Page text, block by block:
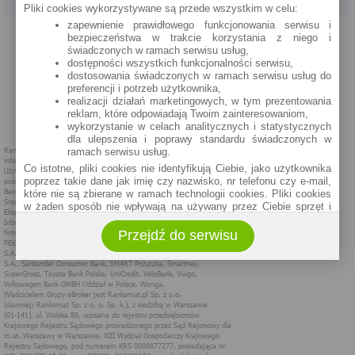
PROGRAM PARTNERSKI O NAS REKLAMA REGULAMIN
POLITYKA PRYWATNOŚCI POLITYKA COOKIES ZASADY PLASOWANIA
Pliki cookies wykorzystywane są przede wszystkim w celu:
zapewnienie prawidłowego funkcjonowania serwisu i
bezpieczeństwa w trakcie korzystania z niego i
świadczonych w ramach serwisu usług,
dostępności wszystkich funkcjonalności serwisu,
dostosowania świadczonych w ramach serwisu usług do
preferencji i potrzeb użytkownika,
realizacji działań marketingowych, w tym prezentowania
reklam, które odpowiadają Twoim zainteresowaniom,
wykorzystanie w celach analitycznych i statystycznych
dla ulepszenia i poprawy standardu świadczonych w
ramach serwisu usług.
Co istotne, pliki cookies nie identyfikują Ciebie, jako użytkownika
poprzez takie dane jak imię czy nazwisko, nr telefonu czy e-mail,
które nie są zbierane w ramach technologii cookies. Pliki cookies
w żaden sposób nie wpływają na używany przez Ciebie sprzęt i
Zakres wykorzystywania plików cookies możliwy jest do
określenia w ustawieniach przeglądarki każdego użytkownika. Bez
wprowadzenia zmian ustawień, informacje w plikach cookies mogą
być zapisywane w pamięci Twojego urządzenia.
Administratorem danych pozyskiwanych w technologii cookies jest
spółka Rankomat.pl Sp. z o.o. (dawniej: Rankomat Sp. z o. o. Sp.
k.) z siedzibą w Warszawie, ul. Wolska 88, 01 - 141 Warszawa.
Możesz jako użytkownik w każdym czasie skontaktować się z
administratorem pod adresem bok@ebroker.pl, jak również wyrazić
Przejdź do serwisu